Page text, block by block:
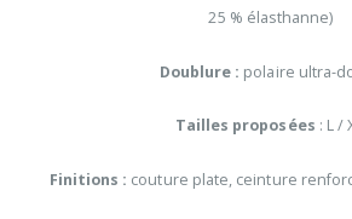
25 % élasthanne)
Doublure : polaire ultra-
Tailles proposées : L /
Finitions : couture plate, ceinture